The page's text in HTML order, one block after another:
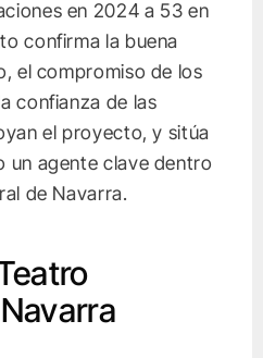
en 2024 a 53 en
confirma la buena
el compromiso de los
confianza de las
el proyecto, y sitúa
un agente clave dentro
de Navarra.